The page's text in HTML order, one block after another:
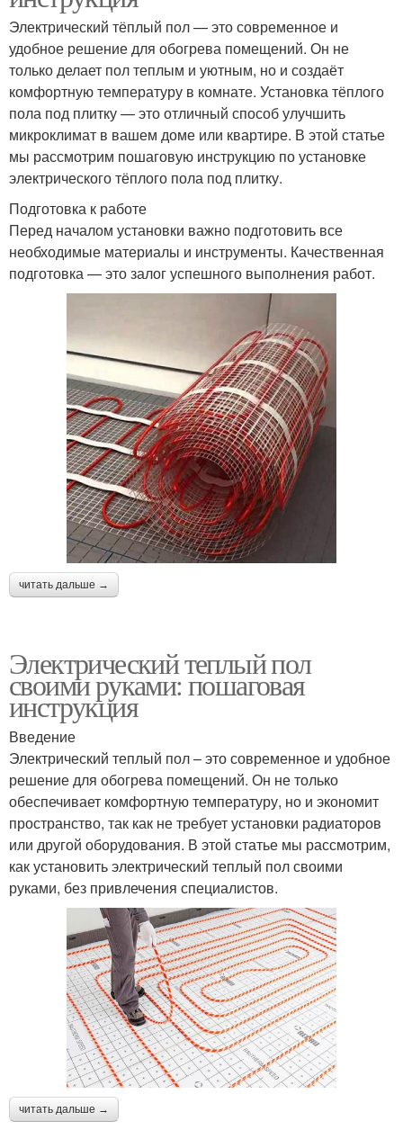
Электрический тёплый пол — это современное и
удобное решение для обогрева помещений. Он не
только делает пол теплым и уютным, но и создаёт
комфортную температуру в комнате. Установка тёплого
пола под плитку — это отличный способ улучшить
микроклимат в вашем доме или квартире. В этой статье
мы рассмотрим пошаговую инструкцию по установке
электрического тёплого пола под плитку.
Подготовка к работе
Перед началом установки важно подготовить все
необходимые материалы и инструменты. Качественная
подготовка — это залог успешного выполнения работ.
читать дальше →
Электрический теплый пол
своими руками: пошаговая
инструкция
Введение
Электрический теплый пол – это современное и удобное
решение для обогрева помещений. Он не только
обеспечивает комфортную температуру, но и экономит
пространство, так как не требует установки радиаторов
или другой оборудования. В этой статье мы рассмотрим,
как установить электрический теплый пол своими
руками, без привлечения специалистов.
читать дальше →